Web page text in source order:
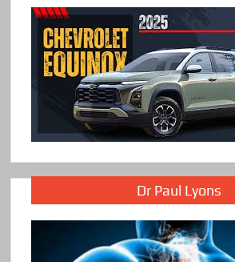
Dr Paul Lyons